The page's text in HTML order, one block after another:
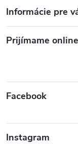
Informácie pre
Prijímame
Facebook
Instagram